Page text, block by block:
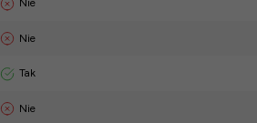
Nie
Nie
Tak
Nie